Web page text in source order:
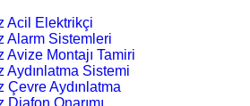
Acil Elektrikçi
Alarm Sistemleri
Avize Montajı Tamiri
Aydınlatma Sistemi
Çevre Aydınlatma
Diafon Onarımı